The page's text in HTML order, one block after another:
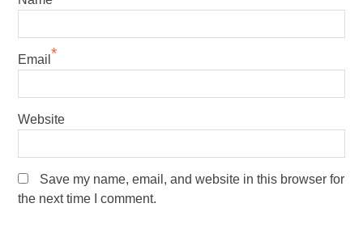
Email *
Website
Save my name, email, and website in this browser for
the next time I comment.